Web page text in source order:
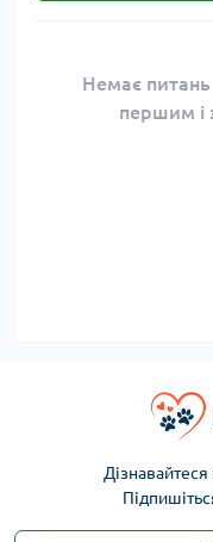
Немає
першим і